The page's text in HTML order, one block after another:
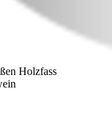
Holzfass